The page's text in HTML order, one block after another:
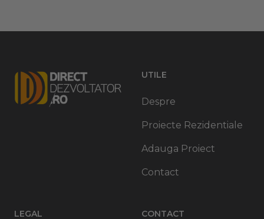
UTILE
Despre
Proiecte Rezidentiale
Adauga Proiect
Contact
LEGAL CONTACT